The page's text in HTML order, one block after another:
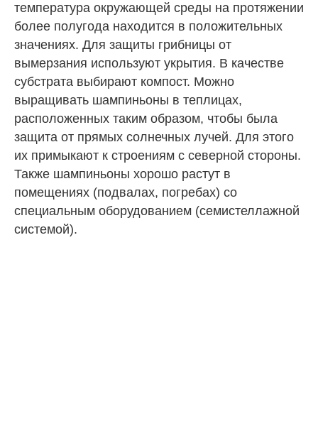
температура окружающей среды на протяжении
более полугода находится в положительных
значениях. Для защиты грибницы от
вымерзания используют укрытия. В качестве
субстрата выбирают компост. Можно
выращивать шампиньоны в теплицах,
расположенных таким образом, чтобы была
защита от прямых солнечных лучей. Для этого
их примыкают к строениям с северной стороны.
Также шампиньоны хорошо растут в
помещениях (подвалах, погребах) со
специальным оборудованием (семистеллажной
системой).